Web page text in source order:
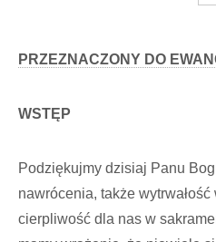
PRZEZNACZONY DO
WSTĘP
Podziękujmy dzisiaj Panu
nawrócenia, także
cierpliwość dla nas w